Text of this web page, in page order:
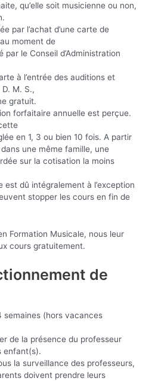
qu’elle soit musicienne ou non,
par l’achat d’une carte de
moment de
par le Conseil d’Administration
à l’entrée des auditions et
M. S.,
gratuit.
forfaitaire annuelle est perçue.
en 1, 3 ou bien 10 fois. A partir
une même famille, une
sur la cotisation la moins
est dû intégralement à l’exception
stopper les cours en fin de
Formation Musicale, nous leur
cours gratuitement.
de
semaines (hors vacances
de la présence du professeur
enfant(s).
la surveillance des professeurs,
doivent prendre leurs